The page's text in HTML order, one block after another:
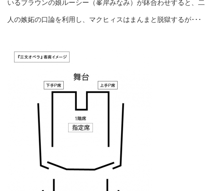
いるブラウンの娘ルーシー（峯岸みなみ）が鉢合わせすると、二
人の嫉妬の口論を利用し、マクヒィスはまんまと脱獄するが･･･